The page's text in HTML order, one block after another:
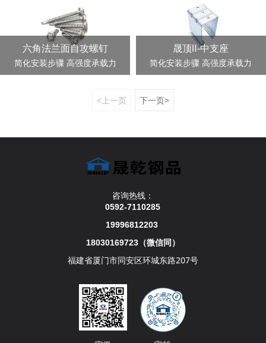
六角法兰面自攻螺钉
简化安装步骤 高强度承载力
晟顶Ⅱ-中支座
简化安装步骤 高强度承载力
<上一页 下一页>
咨询热线：
0592-7110285
19996812203
18030169723（微信同）
福建省厦门市同安区环城东路207号